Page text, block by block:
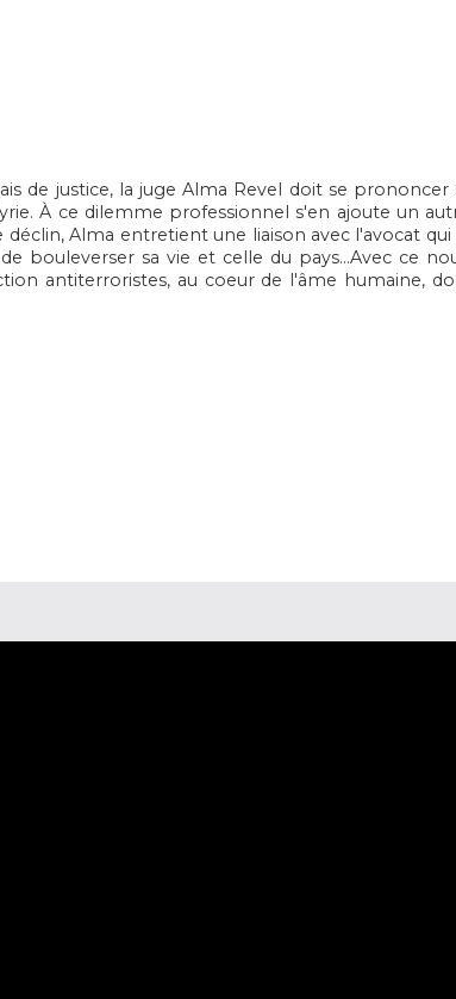
de justice, la juge Alma Revel doit se
À ce dilemme professionnel s'en ajoute un
déclin, Alma entretient une liaison avec l'avocat
bouleverser sa vie et celle du pays...Avec ce
antiterroristes, au coeur de l'âme humaine,